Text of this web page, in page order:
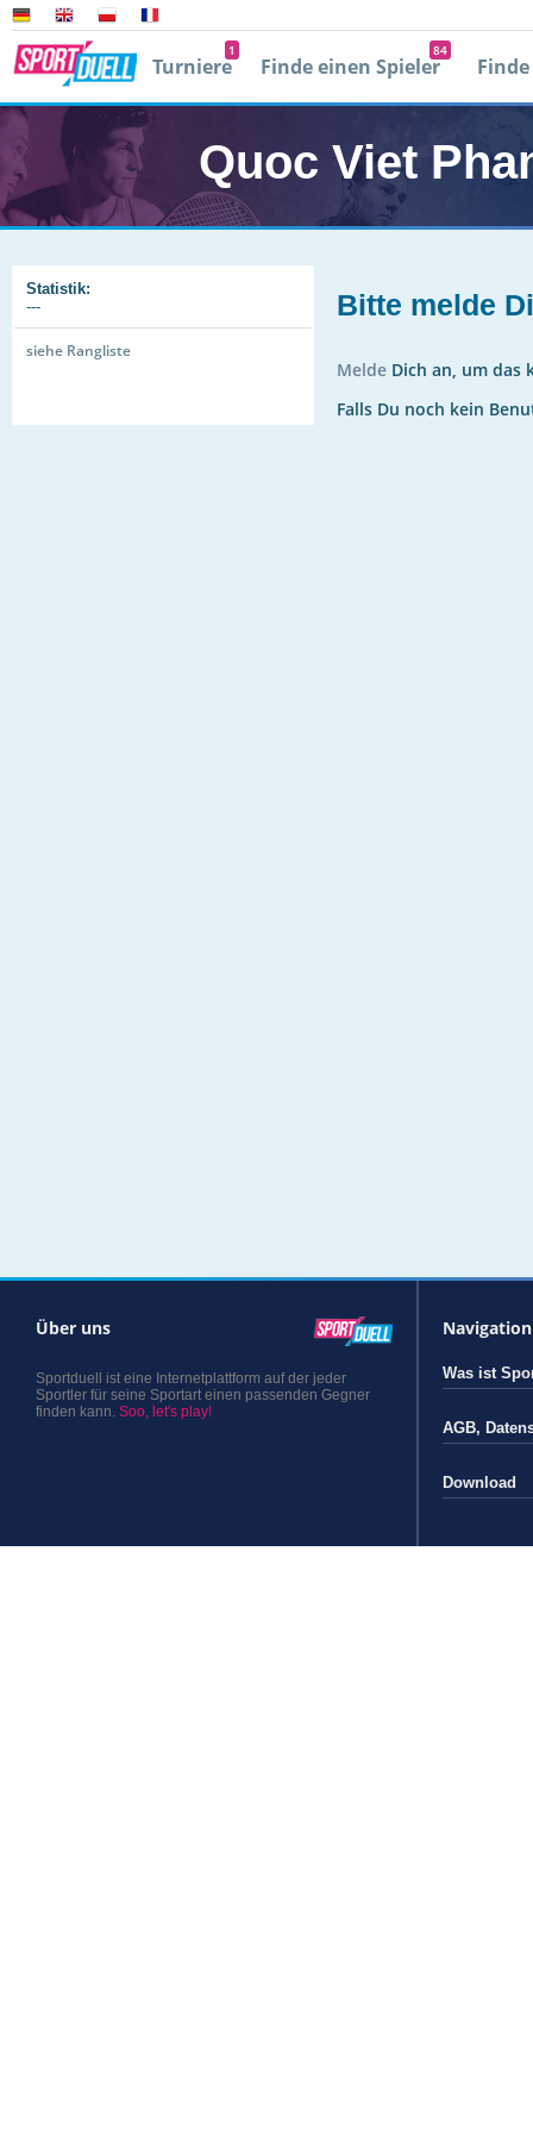
Turniere
1
Finde einen Spieler
84
Quoc Viet
Statistik:
---
siehe Rangliste
Bitte melde
Melde Dich an, um das
Falls Du noch kein
Über uns
Sportduell ist eine Internetplattform auf der jeder
Sportler für seine Sportart einen passenden Gegner
finden kann. Soo, let's play!
Navigation
Was ist
AGB,
Download
Player 2 0
0